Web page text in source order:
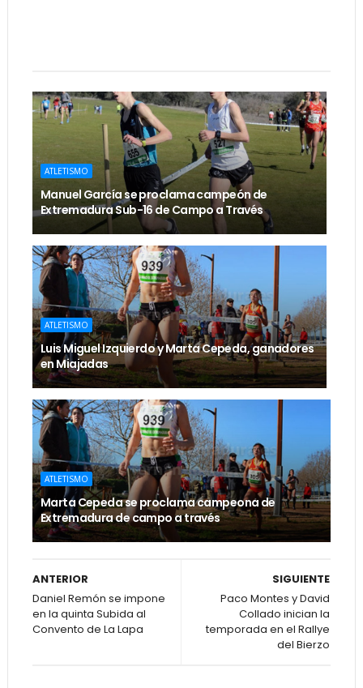
ATLETISMO
Manuel García se proclama campeón de
Extremadura Sub-16 de Campo a Través
ATLETISMO
Luis Miguel Izquierdo y Marta Cepeda, ganadores
en Miajadas
ATLETISMO
Marta Cepeda se proclama campeona de
Extremadura de campo a través
SIGUIENTE
Paco Montes y David
Collado inician la
temporada en el Rallye
del Bierzo
ANTERIOR
Daniel Remón se impone
en la quinta Subida al
Convento de La Lapa